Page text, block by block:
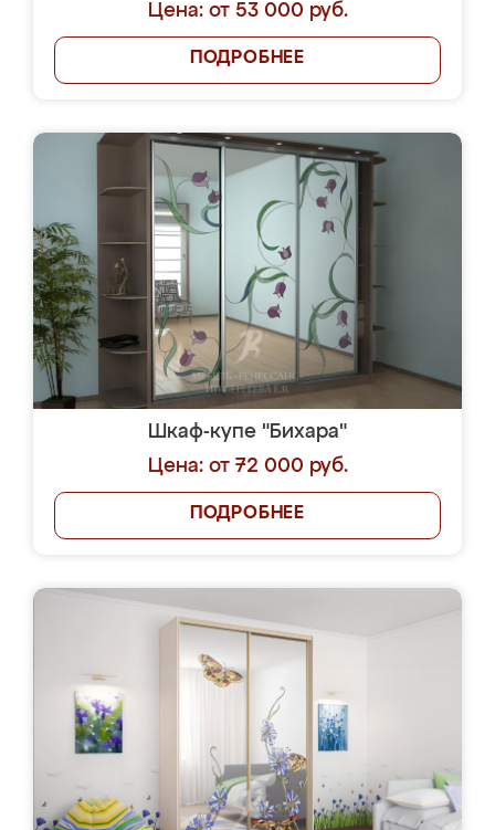
Цена: от 53 000 руб.
ПОДРОБНЕЕ
Шкаф-купе "Бихара"
Цена: от 72 000 руб.
ПОДРОБНЕЕ